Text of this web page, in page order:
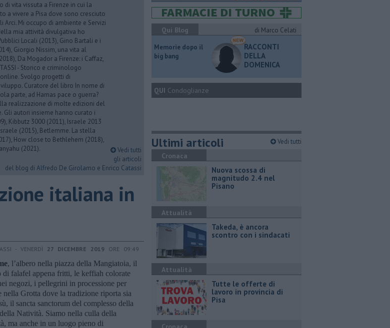
di vita vissuta a Firenze in cui la
a vivere a Pisa dove sono cresciuto
Arci. Mi occupo di ambiente e Servizi
mia attività divulgativa ho
Locali (2013), Gino Bartali e i
Giorgio Nissim, una vita al
Da Mogador a Firenze: i Caffaz,
- Storico e criminologo
Svolgo progetti di
Curatore del libro In nome di
parte, ad Hamas pace o guerra?
realizzazione di molte edizioni del
Gli autori insieme hanno curato i
Kibbutz 3000 (2011), Israele 2013
(2015), Betlemme. La stella
How close to Bethlehem (2018),
(2021).
Vedi tutti
gli articoli
del blog di Alfredo De Girolamo e Enrico Catassi
italiana in
- VENERDÌ 27 DICEMBRE 2019 ORE 09:49
, l’albero nella piazza della Mangiatoia, il
di falafel appena fritti, le keffiah colorate
negozi, i pellegrini in processione per
nella Grotta dove la tradizione riporta sia
il sancta sanctorum del complesso della
Natività. Siamo nella culla della
ma anche in un luogo pieno di
Qui Blog
di Marco Celati
Memorie dopo il
big bang
RACCONTI
DELLA
DOMENICA
QUI Condoglianze
Ultimi articoli Vedi tutti
Cronaca
Nuova scossa di
magnitudo 2.4 nel
Pisano
Attualità
Takeda, è ancora
scontro con i sindacati
Attualità
​Tutte le offerte di
lavoro in provincia di
Pisa